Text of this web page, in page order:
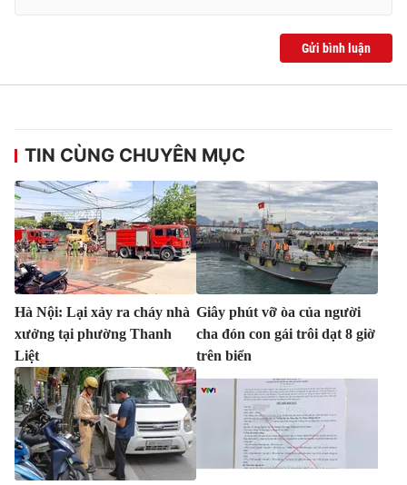
Gửi bình luận
TIN CÙNG CHUYÊN MỤC
Hà Nội: Lại xảy ra cháy nhà
xưởng tại phường Thanh
Liệt
Giây phút vỡ òa của người
cha đón con gái trôi dạt 8 giờ
trên biển